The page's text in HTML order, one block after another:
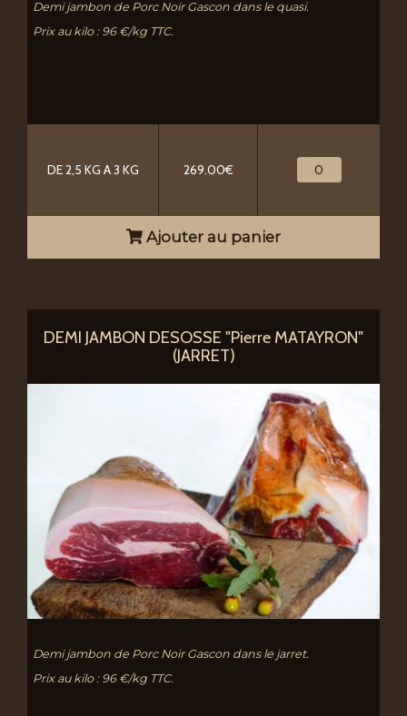
Demi jambon de Porc Noir Gascon dans le quasi.
Prix au kilo : 96 €/kg TTC.
DE 2,5 KG A 3 KG 269.00€
Ajouter au panier
DEMI JAMBON DESOSSE "Pierre MATAYRON"
(JARRET)
Demi jambon de Porc Noir Gascon dans le jarret.
Prix au kilo : 96 €/kg TTC.